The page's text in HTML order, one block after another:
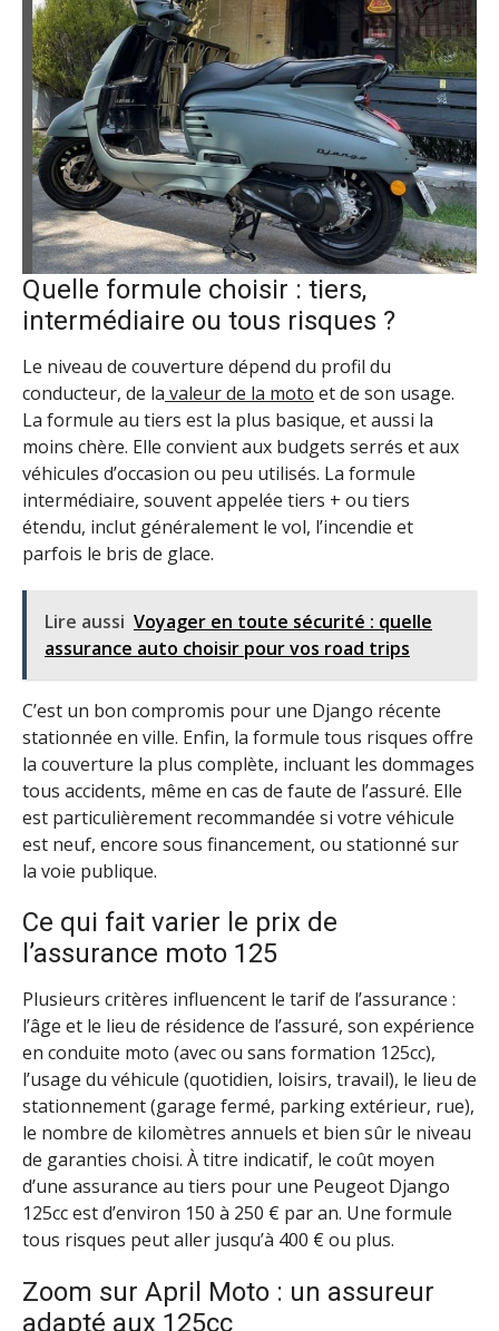
Quelle formule choisir : tiers,
intermédiaire ou tous risques ?
Le niveau de couverture dépend du profil du
conducteur, de la valeur de la moto et de son usage.
La formule au tiers est la plus basique, et aussi la
moins chère. Elle convient aux budgets serrés et aux
véhicules d’occasion ou peu utilisés. La formule
intermédiaire, souvent appelée tiers + ou tiers
étendu, inclut généralement le vol, l’incendie et
parfois le bris de glace.
Lire aussi Voyager en toute sécurité : quelle
assurance auto choisir pour vos road trips
C’est un bon compromis pour une Django récente
stationnée en ville. Enfin, la formule tous risques offre
la couverture la plus complète, incluant les dommages
tous accidents, même en cas de faute de l’assuré. Elle
est particulièrement recommandée si votre véhicule
est neuf, encore sous financement, ou stationné sur
la voie publique.
Ce qui fait varier le prix de
l’assurance moto 125
Plusieurs critères influencent le tarif de l’assurance :
l’âge et le lieu de résidence de l’assuré, son expérience
en conduite moto (avec ou sans formation 125cc),
l’usage du véhicule (quotidien, loisirs, travail), le lieu de
stationnement (garage fermé, parking extérieur, rue),
le nombre de kilomètres annuels et bien sûr le niveau
de garanties choisi. À titre indicatif, le coût moyen
d’une assurance au tiers pour une Peugeot Django
125cc est d’environ 150 à 250 € par an. Une formule
tous risques peut aller jusqu’à 400 € ou plus.
Zoom sur April Moto : un assureur
adapté aux 125cc